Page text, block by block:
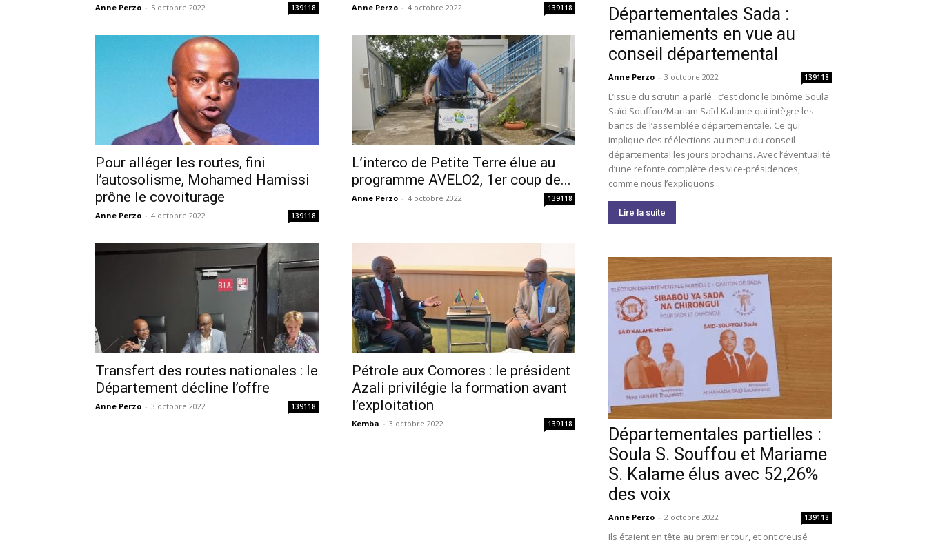
Anne Perzo - 5 octobre 2022 139118 Anne Perzo - 4 octobre 2022 139118
Pour alléger les routes, fini
l’autosolisme, Mohamed Hamissi
prône le covoiturage
Anne Perzo - 4 octobre 2022 139118
L’interco de Petite Terre élue au
programme AVELO2, 1er coup de...
Anne Perzo - 4 octobre 2022 139118
Transfert des routes nationales : le
Département décline l’offre
Anne Perzo - 3 octobre 2022 139118
Pétrole aux Comores : le président
Azali privilégie la formation avant
l’exploitation
Kemba - 3 octobre 2022 139118
Départementales Sada :
remaniements en vue au
conseil départemental
Anne Perzo - 3 octobre 2022 139118
L’issue du scrutin a parlé : c’est donc le binôme Soula
Saïd Souffou/Mariam Saïd Kalame qui intègre les
bancs de l’assemblée départementale. Ce qui
implique des réélections au menu du conseil
départemental les jours prochains. Avec l’éventualité
d’une refonte complète des vice-présidences,
comme nous l’expliquons
Lire la suite
Départementales partielles :
Soula S. Souffou et Mariame
S. Kalame élus avec 52,26%
des voix
Anne Perzo - 2 octobre 2022 139118
Ils étaient en tête au premier tour, et ont creusé